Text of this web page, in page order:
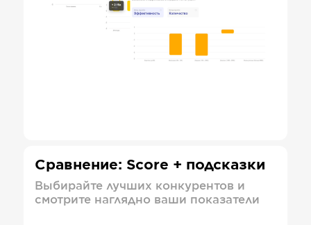
Сравнение: Score + подсказки
Выбирайте лучших конкурентов и
смотрите наглядно ваши показатели